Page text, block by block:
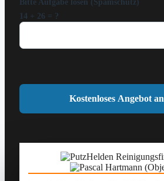
Bitte Aufgabe lösen (Spamschutz)
14 + 26 = ?